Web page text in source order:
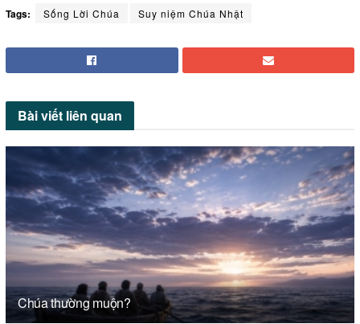
Tags: Sống Lời Chúa Suy niệm Chúa Nhật
Bài viết liên quan
Chúa thường muộn?